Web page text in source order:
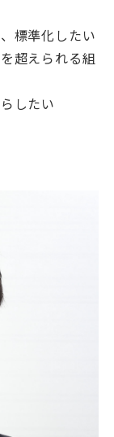
標準化したい
超えられる組
したい